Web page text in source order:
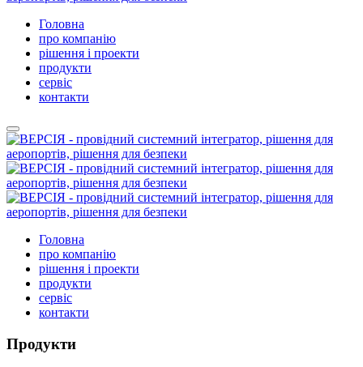
Головна
про компанію
рішення і проекти
продукти
сервіс
контакти
Головна
про компанію
рішення і проекти
продукти
сервіс
контакти
Продукти